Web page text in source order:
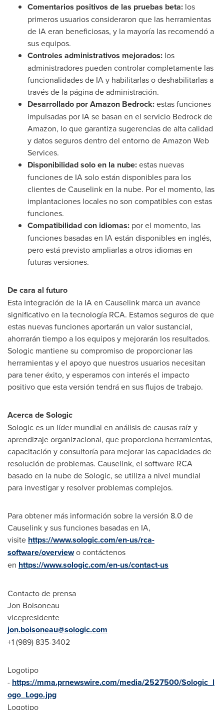
Comentarios positivos de las pruebas beta: los
primeros usuarios consideraron que las herramientas
de IA eran beneficiosas, y la mayoría las recomendó a
sus equipos.
Controles administrativos mejorados: los
administradores pueden controlar completamente las
funcionalidades de IA y habilitarlas o deshabilitarlas a
través de la página de administración.
Desarrollado por Amazon Bedrock:estas funciones
impulsadas por IA se basan en el servicio Bedrock de
Amazon, lo que garantiza sugerencias de alta calidad
y datos seguros dentro del entorno de Amazon Web
Services.
Disponibilidad solo en la nube:estas nuevas
funciones de IA solo están disponibles para los
clientes de Causelink en la nube. Por el momento, las
implantaciones locales no son compatibles con estas
funciones.
Compatibilidad con idiomas: por el momento, las
funciones basadas en IA están disponibles en inglés,
pero está previsto ampliarlas a otros idiomas en
futuras versiones.
De cara al futuro
Esta integración de la IA en Causelink marca un avance
significativo en la tecnología RCA. Estamos seguros de que
estas nuevas funciones aportarán un valor sustancial,
ahorrarán tiempo a los equipos y mejorarán los resultados.
Sologic mantiene su compromiso de proporcionar las
herramientas y el apoyo que nuestros usuarios necesitan
para tener éxito, y esperamos con interés el impacto
positivo que esta versión tendrá en sus flujos de trabajo.
Acerca de Sologic
Sologic es un líder mundial en análisis de causas raíz y
aprendizaje organizacional, que proporciona herramientas,
capacitación y consultoría para mejorar las capacidades de
resolución de problemas. Causelink, el software RCA
basado en la nube de Sologic, se utiliza a nivel mundial
para investigar y resolver problemas complejos.
Para obtener más información sobre la versión 8.0 de
Causelink y sus funciones basadas en IA,
visite https://www.sologic.com/en-us/rca-
software/overviewo contáctenos
en https://www.sologic.com/en-us/contact-us
Contacto de prensa
Jon Boisoneau
vicepresidente
jon.boisoneau@sologic.com
+1 (989) 835-3402
Logotipo
- https://mma.prnewswire.com/media/2527500/Sologic_l
ogo_Logo.jpg
Logotipo